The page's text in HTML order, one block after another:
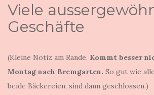
Viele
Geschäfte
(Kleine Notiz am Rande. Kommt besser
Montag nach Bremgarten. So gut wie
beide Bäckereien, sind dann geschlossen.)